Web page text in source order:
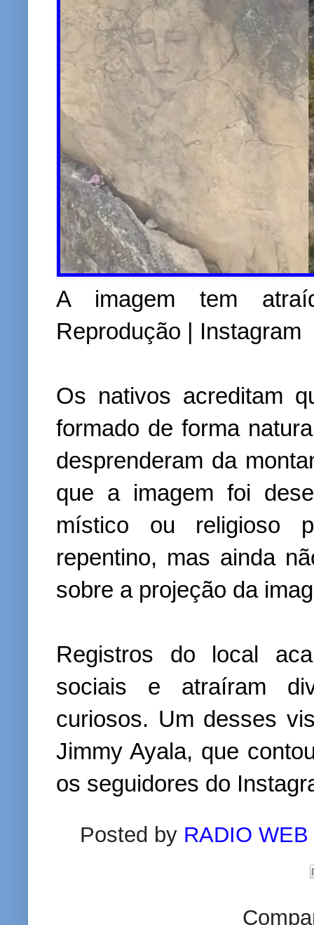
A imagem tem
Reprodução | Instagram
Os nativos acreditam
formado de forma
desprenderam da
que a imagem foi
místico ou religioso
repentino, mas ainda
sobre a projeção da
Registros do local
sociais e atraíram
curiosos. Um desses
Jimmy Ayala, que
os seguidores do
Posted by RADIO